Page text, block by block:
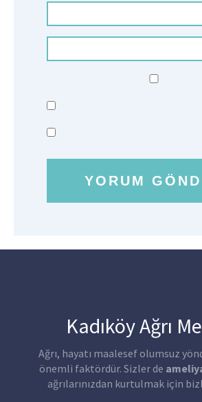
Kadıköy Ağrı
Ağrı, hayatı maalesef olumsuz
önemli faktördür. Sizler de
ağrılarınızdan kurtulmak için